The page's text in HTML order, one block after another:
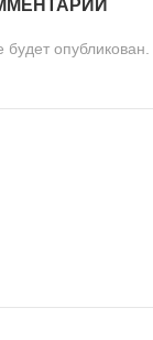
опубликован.